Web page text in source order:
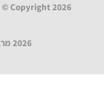
Copyright 2026 © האיגוד העולמי של יוצאי ווהלין בישראל
2026 מרב יונתן עיצוב ובניית אתרים